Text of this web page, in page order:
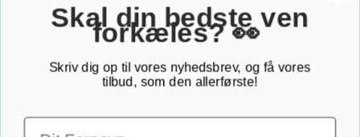
Sovetid
Gavekort
TILMELD NYHEDSBREV
Skriv dig op til vores nyhedsbrev, og få vores
tilbud, som den allerførste!
Email